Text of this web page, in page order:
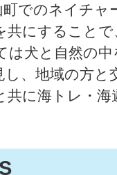
町でのネイチ
共にすること
は犬と自然の
、地域の方
共に海トレ・